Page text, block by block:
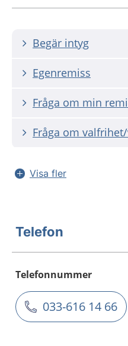
Begär intyg
Egenremiss
Fråga om min
Fråga om
Visa fler
Telefon
Telefonnummer
033-616 14 66